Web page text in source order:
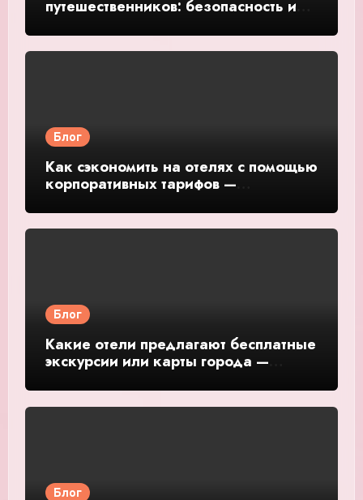
путешественников: безопасность и
и обзор
Блог
Как сэкономить на отелях с помощью
корпоративных тарифов —
Блог
Какие отели предлагают бесплатные
экскурсии или карты города —
Блог